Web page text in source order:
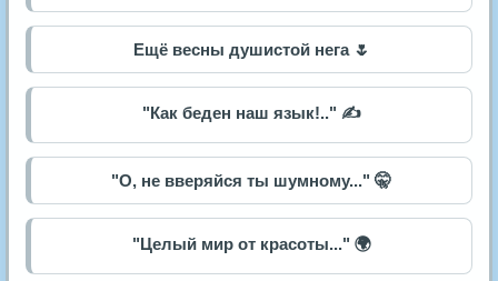
Ещё весны душистой нега 🌷
"Как беден наш язык!.." ✍️
"О, не вверяйся ты шумному..." 🤫
"Целый мир от красоты..." 🌍